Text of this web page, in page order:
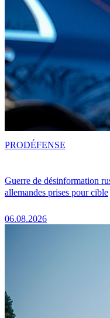
Guerre de désinformation
allemandes prises pour cible
06.08.2026
PRODÉFENSE